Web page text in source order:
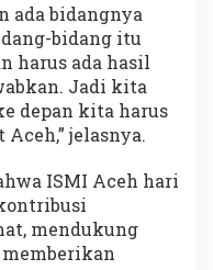
ada bidangnya
bidang itu
harus ada hasil
Jadi kita
depan kita harus
jelasnya.
ISMI Aceh hari
mendukung